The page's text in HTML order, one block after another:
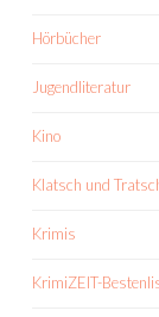
Hörbücher
Jugendliteratur
Kino
Klatsch und
Krimis
KrimiZEIT-